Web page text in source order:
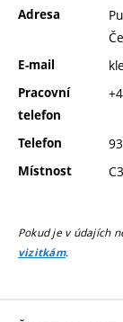
Adresa
E-mail
Pracovní
telefon
Telefon
Místnost
Pokud je v údajích
vizitkám.